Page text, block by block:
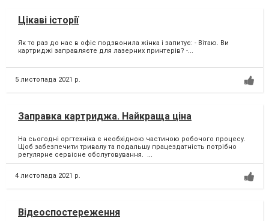
Цікаві історії
Як то раз до нас в офіс подзвонила жінка і запитує:⁣ - Вітаю. Ви
картриджі заправляєте для лазерних принтерів?⁣ -...
5 листопада 2021 р.
Заправка картриджа. Найкраща ціна
На сьогодні оргтехніка є необхідною частиною робочого процесу. ⁣
Щоб забезпечити тривалу та подальшу працездатність потрібно
регулярне сервісне обслуговування. ⁣...
4 листопада 2021 р.
Відеоспостереження